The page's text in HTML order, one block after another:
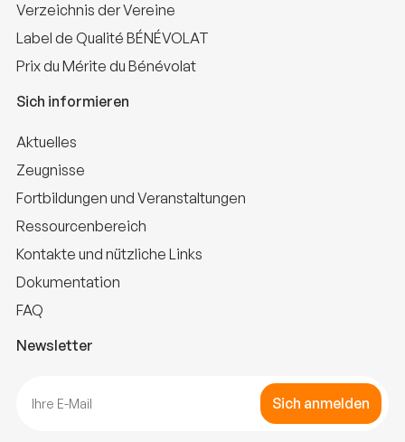
Verzeichnis der Vereine
Label de Qualité BÉNÉVOLAT
Prix du Mérite du Bénévolat
Sich informieren
Aktuelles
Zeugnisse
Fortbildungen und Veranstaltungen
Ressourcenbereich
Kontakte und nützliche Links
Dokumentation
FAQ
Newsletter
Sich anmelden